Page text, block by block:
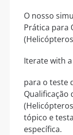
O nosso
Prática para
Iterate with
para o teste
Qualificação
tópico e
específica.